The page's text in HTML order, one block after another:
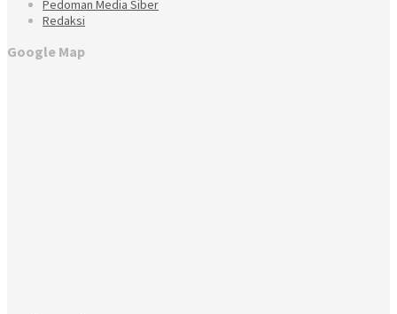
Pedoman Media Siber
Redaksi
Google Map